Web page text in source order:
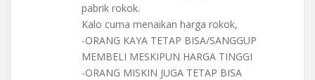
pabrik rokok.
Kalo cuma menaikan harga rokok,
-ORANG KAYA TETAP BISA/SANGGUP
MEMBELI MESKIPUN HARGA TINGGI
-ORANG MISKIN JUGA TETAP BISA